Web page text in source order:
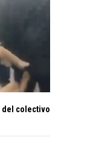
del colectivo